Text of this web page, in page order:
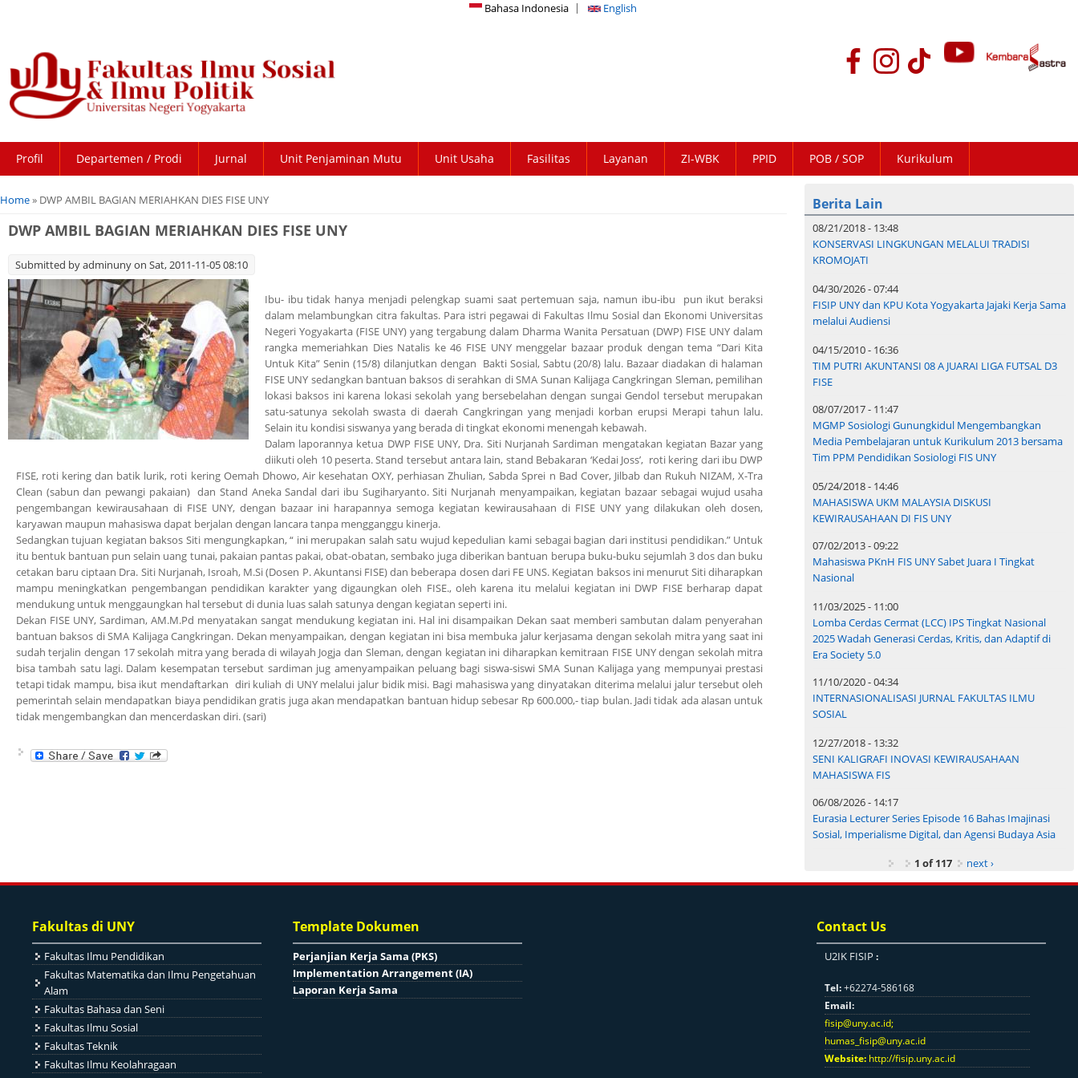
Bahasa Indonesia English
Profil Departemen / Prodi Jurnal Unit Penjaminan Mutu Unit Usaha Fasilitas Layanan ZI-WBK PPID POB / SOP Kurikulum
You are here
Home» DWP AMBIL BAGIAN MERIAHKAN DIES FISE UNY
DWP AMBIL BAGIAN MERIAHKAN DIES FISE UNY
Submitted byadminunyon Sat, 2011-11-05 08:10
Ibu- ibu tidak hanya menjadi pelengkap suami saat pertemuan saja, namun ibu-ibu pun ikut beraksi
dalam melambungkan citra fakultas. Para istri pegawai di Fakultas Ilmu Sosial dan Ekonomi Universitas
Negeri Yogyakarta (FISE UNY) yang tergabung dalam Dharma Wanita Persatuan (DWP) FISE UNY dalam
rangka memeriahkan Dies Natalis ke 46 FISE UNY menggelar bazaar produk dengan tema “Dari Kita
Untuk Kita” Senin (15/8) dilanjutkan dengan Bakti Sosial, Sabtu (20/8) lalu. Bazaar diadakan di halaman
FISE UNY sedangkan bantuan baksos di serahkan di SMA Sunan Kalijaga Cangkringan Sleman, pemilihan
lokasi baksos ini karena lokasi sekolah yang bersebelahan dengan sungai Gendol tersebut merupakan
satu-satunya sekolah swasta di daerah Cangkringan yang menjadi korban erupsi Merapi tahun lalu.
Selain itu kondisi siswanya yang berada di tingkat ekonomi menengah kebawah.
Dalam laporannya ketua DWP FISE UNY, Dra. Siti Nurjanah Sardiman mengatakan kegiatan Bazar yang
diikuti oleh 10 peserta. Stand tersebut antara lain, stand Bebakaran ‘Kedai Joss’, roti kering dari ibu DWP
FISE, roti kering dan batik lurik, roti kering Oemah Dhowo, Air kesehatan OXY, perhiasan Zhulian, Sabda Sprei n Bad Cover, Jilbab dan Rukuh NIZAM, X-Tra
Clean (sabun dan pewangi pakaian) dan Stand Aneka Sandal dari ibu Sugiharyanto. Siti Nurjanah menyampaikan, kegiatan bazaar sebagai wujud usaha
pengembangan kewirausahaan di FISE UNY, dengan bazaar ini harapannya semoga kegiatan kewirausahaan di FISE UNY yang dilakukan oleh dosen,
karyawan maupun mahasiswa dapat berjalan dengan lancara tanpa mengganggu kinerja.
Sedangkan tujuan kegiatan baksos Siti mengungkapkan, “ ini merupakan salah satu wujud kepedulian kami sebagai bagian dari institusi pendidikan.” Untuk
itu bentuk bantuan pun selain uang tunai, pakaian pantas pakai, obat-obatan, sembako juga diberikan bantuan berupa buku-buku sejumlah 3 dos dan buku
cetakan baru ciptaan Dra. Siti Nurjanah, Isroah, M.Si (Dosen P. Akuntansi FISE) dan beberapa dosen dari FE UNS. Kegiatan baksos ini menurut Siti diharapkan
mampu meningkatkan pengembangan pendidikan karakter yang digaungkan oleh FISE., oleh karena itu melalui kegiatan ini DWP FISE berharap dapat
mendukung untuk menggaungkan hal tersebut di dunia luas salah satunya dengan kegiatan seperti ini.
Dekan FISE UNY, Sardiman, AM.M.Pd menyatakan sangat mendukung kegiatan ini. Hal ini disampaikan Dekan saat memberi sambutan dalam penyerahan
bantuan baksos di SMA Kalijaga Cangkringan. Dekan menyampaikan, dengan kegiatan ini bisa membuka jalur kerjasama dengan sekolah mitra yang saat ini
sudah terjalin dengan 17 sekolah mitra yang berada di wilayah Jogja dan Sleman, dengan kegiatan ini diharapkan kemitraan FISE UNY dengan sekolah mitra
bisa tambah satu lagi. Dalam kesempatan tersebut sardiman jug amenyampaikan peluang bagi siswa-siswi SMA Sunan Kalijaga yang mempunyai prestasi
tetapi tidak mampu, bisa ikut mendaftarkan diri kuliah di UNY melalui jalur bidik misi. Bagi mahasiswa yang dinyatakan diterima melalui jalur tersebut oleh
pemerintah selain mendapatkan biaya pendidikan gratis juga akan mendapatkan bantuan hidup sebesar Rp 600.000,- tiap bulan. Jadi tidak ada alasan untuk
tidak mengembangkan dan mencerdaskan diri. (sari)
Berita Lain
08/21/2018 - 13:48
KONSERVASI LINGKUNGAN MELALUI TRADISI
KROMOJATI
04/30/2026 - 07:44
FISIP UNY dan KPU Kota Yogyakarta Jajaki Kerja Sama
melalui Audiensi
04/15/2010 - 16:36
TIM PUTRI AKUNTANSI 08 A JUARAI LIGA FUTSAL D3
FISE
08/07/2017 - 11:47
MGMP Sosiologi Gunungkidul Mengembangkan
Media Pembelajaran untuk Kurikulum 2013 bersama
Tim PPM Pendidikan Sosiologi FIS UNY
05/24/2018 - 14:46
MAHASISWA UKM MALAYSIA DISKUSI
KEWIRAUSAHAAN DI FIS UNY
07/02/2013 - 09:22
Mahasiswa PKnH FIS UNY Sabet Juara I Tingkat
Nasional
11/03/2025 - 11:00
Lomba Cerdas Cermat (LCC) IPS Tingkat Nasional
2025 Wadah Generasi Cerdas, Kritis, dan Adaptif di
Era Society 5.0
11/10/2020 - 04:34
INTERNASIONALISASI JURNAL FAKULTAS ILMU
SOSIAL
12/27/2018 - 13:32
SENI KALIGRAFI INOVASI KEWIRAUSAHAAN
MAHASISWA FIS
06/08/2026 - 14:17
Eurasia Lecturer Series Episode 16 Bahas Imajinasi
Sosial, Imperialisme Digital, dan Agensi Budaya Asia
1 of 117
next ›
Fakultas di UNY
Fakultas Ilmu Pendidikan
Fakultas Matematika dan Ilmu Pengetahuan
Alam
Fakultas Bahasa dan Seni
Fakultas Ilmu Sosial
Fakultas Teknik
Fakultas Ilmu Keolahragaan
Template Dokumen
Perjanjian Kerja Sama (PKS)
Implementation Arrangement (IA)
Laporan Kerja Sama
Contact Us
U2IK FISIP :
Tel:+62274-586168
Email:
fisip@uny.ac.id;
humas_fisip@uny.ac.id
Website: http://fisip.uny.ac.id